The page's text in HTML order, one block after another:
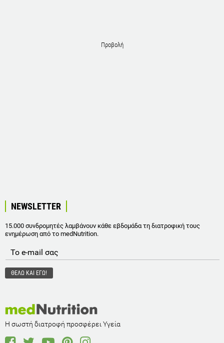
Προβολή
NEWSLETTER
15.000 συνδρομητές λαμβάνουν κάθε εβδομάδα τη διατροφική τους
ενημέρωση από το medNutrition.
Η σωστή διατροφή προσφέρει Υγεία